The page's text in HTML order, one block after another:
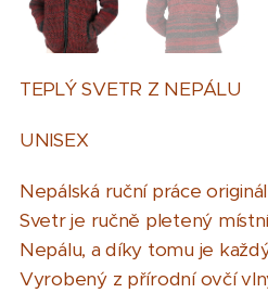
TEPLÝ SVETR Z NEPÁLU
UNISEX
Nepálská ruční práce
Svetr je ručně pletený
Nepálu, a díky tomu je
Vyrobený z přírodní ovčí